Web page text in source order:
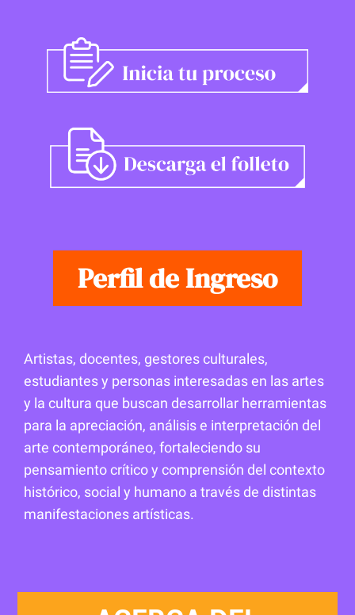
Perfil de Ingreso
Artistas, docentes, gestores culturales,
estudiantes y personas interesadas en las artes
y la cultura que buscan desarrollar herramientas
para la apreciación, análisis e interpretación del
arte contemporáneo, fortaleciendo su
pensamiento crítico y comprensión del contexto
histórico, social y humano a través de distintas
manifestaciones artísticas.